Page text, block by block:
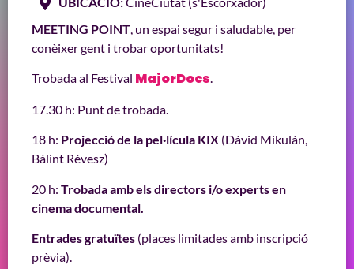
MEETING POINT, un espai segur i saludable, per
conèixer gent i trobar oportunitats!
Trobada al Festival MajorDocs.
17.30 h: Punt de trobada.
18 h: Projecció de la pel·lícula KIX (Dávid Mikulán,
Bálint Révesz)
20 h: Trobada amb els directors i/o experts en
cinema documental.
Entrades gratuïtes (places limitades amb inscripció
prèvia).